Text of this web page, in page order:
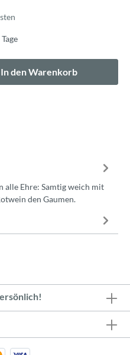
In den Warenkorb
alle Ehre: Samtig weich mit
den Gaumen.